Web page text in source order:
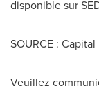
disponible sur
SOURCE : Capital
Veuillez